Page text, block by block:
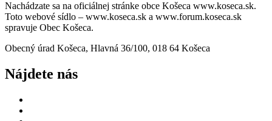
Nachádzate sa na oficiálnej stránke obce Košeca www.koseca.sk.
Toto webové sídlo – www.koseca.sk a www.forum.koseca.sk
spravuje Obec Košeca.
Obecný úrad Košeca, Hlavná 36/100, 018 64 Košeca
Nájdete nás